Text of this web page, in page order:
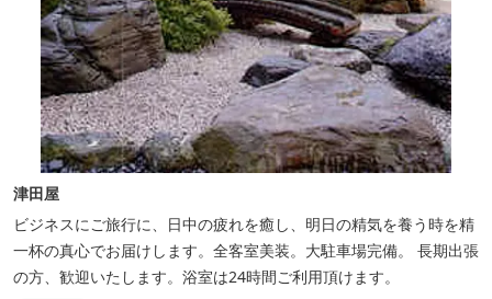
津田屋
ビジネスにご旅行に、日中の疲れを癒し、明日の精気を養う時を精
一杯の真心でお届けします。全客室美装。大駐車場完備。 長期出張
の方、歓迎いたします。浴室は24時間ご利用頂けます。